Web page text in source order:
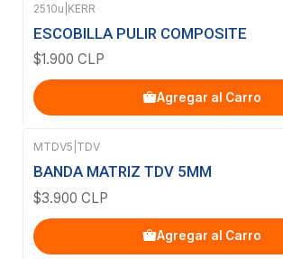
2510u KERR
ESCOBILLA PULIR COMPOSITE
$1.900 CLP
Agregar al Carro
MTDV5 TDV
BANDA MATRIZ TDV 5MM
$3.900 CLP
Agregar al Carro